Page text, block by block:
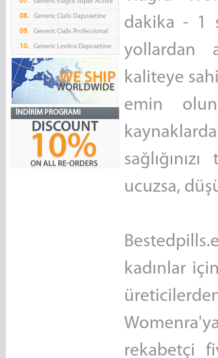
08. Generic Cialis Dapoxetine
09. Generic Cialis Professional
10. Generic Levitra Dapoxetine
İNDIRIM PROGRAMI
dakika - 1
yollardan
kaliteye
emin
ucuzsa,
kadınlar
rekabetçi